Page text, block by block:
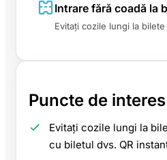
Intrare fără coadă la
Evitați cozile lungi la
Puncte de interes
Evitați cozile lungi la
cu biletul dvs. QR